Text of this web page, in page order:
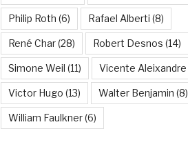
Philip Roth (6) Rafael Alberti (8)
René Char(28) Robert Desnos (14)
Simone Weil (11) Vicente Aleixandre
Victor Hugo (13) Walter Benjamin (8)
William Faulkner(6)